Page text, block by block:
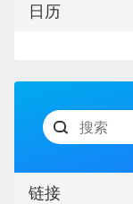
日历
链接